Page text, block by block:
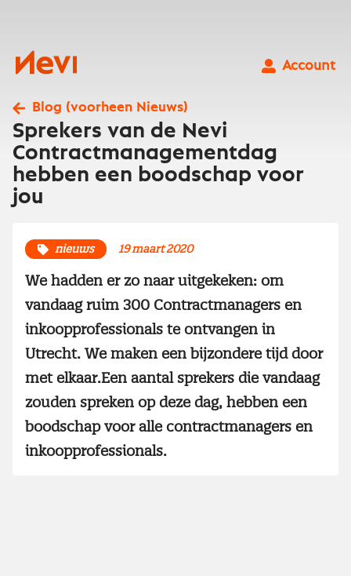
Nevi
Account
Blog (voorheen Nieuws)
Sprekers van de Nevi
Contractmanagementdag
hebben een boodschap voor
jou
nieuws 19 maart 2020
We hadden er zo naar uitgekeken: om
vandaag ruim 300 Contractmanagers en
inkoopprofessionals te ontvangen in
Utrecht. We maken een bijzondere tijd door
met elkaar.Een aantal sprekers die vandaag
zouden spreken op deze dag, hebben een
boodschap voor alle contractmanagers en
inkoopprofessionals.